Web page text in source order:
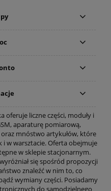
oferuje liczne części, moduły i
aparaturę pomiarową,
mnóstwo artykułów, które
w warsztacie. Oferta obejmuje
w sklepie stacjonarnym.
się spośród propozycji
znaleźć w nim to, co
wymiany części. Posiadamy
do samodzielnego